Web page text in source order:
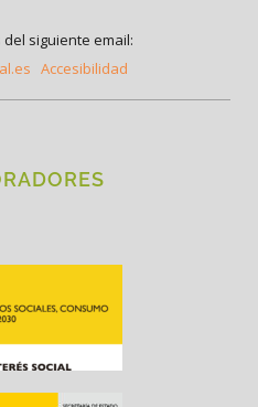
siguiente email:
Accesibilidad